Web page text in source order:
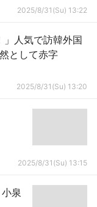
2025/8/31(Su) 13:22
」人気で訪韓外国
として赤字
2025/8/31(Su) 13:20
2025/8/31(Su) 13:15
泉